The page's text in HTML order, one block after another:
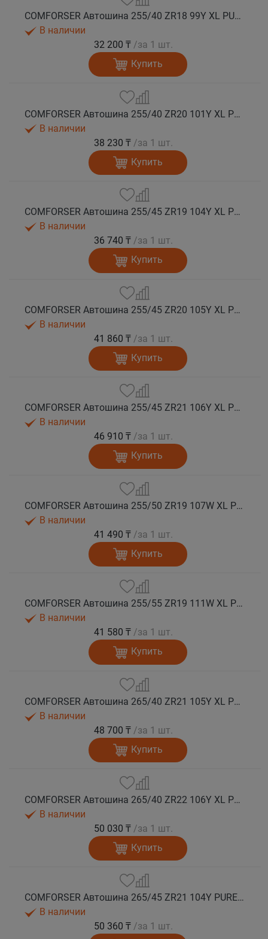
COMFORSER Автошина 255/40 ZR18 99Y XL PURESPEED лето
В наличии
32 200 ₸ /за 1 шт.
Купить
COMFORSER Автошина 255/40 ZR20 101Y XL PURESPEED лето
В наличии
38 230 ₸ /за 1 шт.
Купить
COMFORSER Автошина 255/45 ZR19 104Y XL PURESPEED лето
В наличии
36 740 ₸ /за 1 шт.
Купить
COMFORSER Автошина 255/45 ZR20 105Y XL PURESPEED лето
В наличии
41 860 ₸ /за 1 шт.
Купить
COMFORSER Автошина 255/45 ZR21 106Y XL PURESPEED лето
В наличии
46 910 ₸ /за 1 шт.
Купить
COMFORSER Автошина 255/50 ZR19 107W XL PURESPEED лето
В наличии
41 490 ₸ /за 1 шт.
Купить
COMFORSER Автошина 255/55 ZR19 111W XL PURESPEED лето
В наличии
41 580 ₸ /за 1 шт.
Купить
COMFORSER Автошина 265/40 ZR21 105Y XL PURESPEED лето
В наличии
48 700 ₸ /за 1 шт.
Купить
COMFORSER Автошина 265/40 ZR22 106Y XL PURESPEED лето
В наличии
50 030 ₸ /за 1 шт.
Купить
COMFORSER Автошина 265/45 ZR21 104Y PURESPEED лето
В наличии
50 360 ₸ /за 1 шт.